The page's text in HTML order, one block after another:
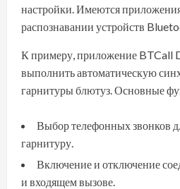
настройки. Имеются
распознавании устройств
К примеру, приложение BTCall
выполнить автоматическую
гарнитуры блютуз. Основные
Выбор телефонных звонков
гарнитуру.
Включение и отключение
и входящем вызове.